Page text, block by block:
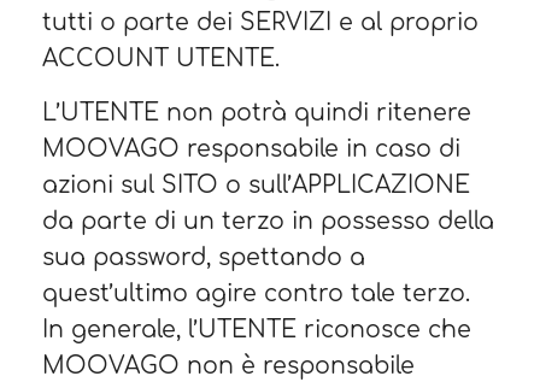
tutti o parte dei SERVIZI e al proprio
ACCOUNT UTENTE.
L’UTENTE non potrà quindi ritenere
MOOVAGO responsabile in caso di
azioni sul SITO o sull’APPLICAZIONE
da parte di un terzo in possesso della
sua password, spettando a
quest’ultimo agire contro tale terzo.
In generale, l’UTENTE riconosce che
MOOVAGO non è responsabile